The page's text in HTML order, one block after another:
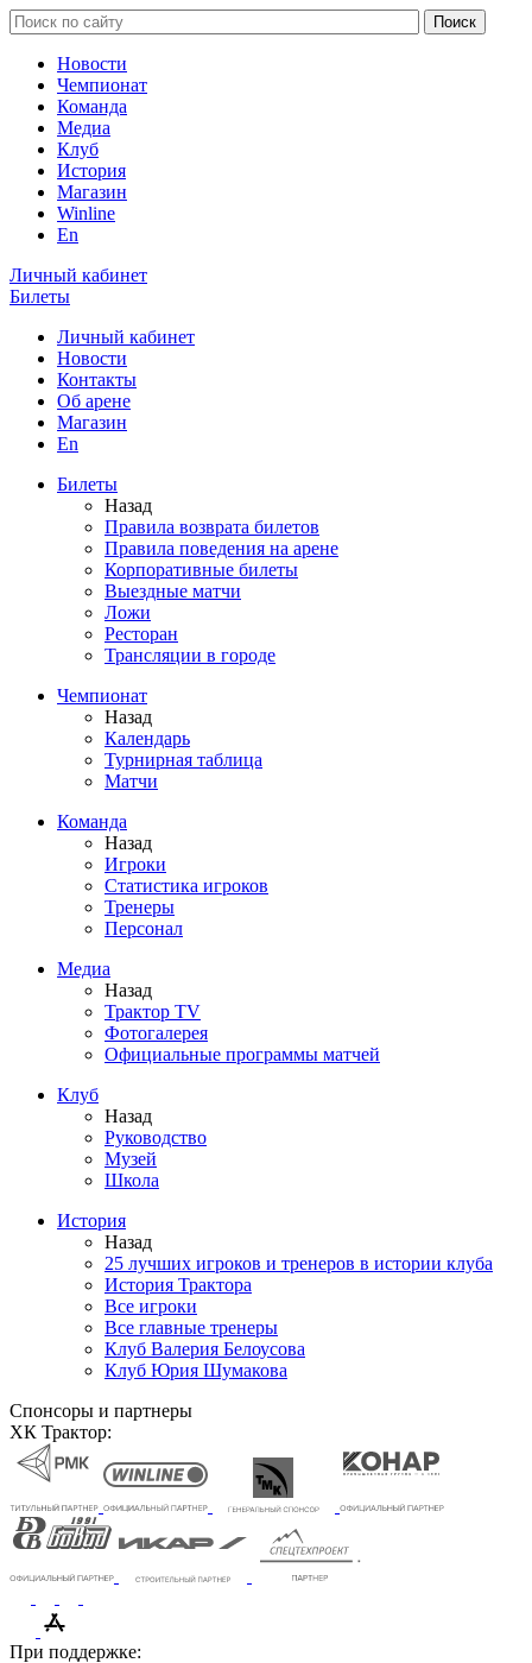
Новости
Чемпионат
Команда
Медиа
Клуб
История
Магазин
Winline
En
Личный кабинет
Билеты
Личный кабинет
Новости
Контакты
Об арене
Магазин
En
Билеты
Назад
Правила возврата билетов
Правила поведения на арене
Корпоративные билеты
Выездные матчи
Ложи
Ресторан
Трансляции в городе
Чемпионат
Назад
Календарь
Турнирная таблица
Матчи
Команда
Назад
Игроки
Статистика игроков
Тренеры
Персонал
Медиа
Назад
Трактор TV
Фотогалерея
Официальные программы матчей
Клуб
Назад
Руководство
Музей
Школа
История
Назад
25 лучших игроков и тренеров в истории клуба
История Трактора
Все игроки
Все главные тренеры
Клуб Валерия Белоусова
Клуб Юрия Шумакова
Спонсоры и партнеры
ХК Трактор:
При поддержке: